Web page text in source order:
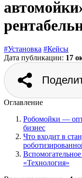
#Установка #Кейсы
Дата публикации: 17
Оглавление
Робомойки —
бизнес
Что входит в
«Технология»